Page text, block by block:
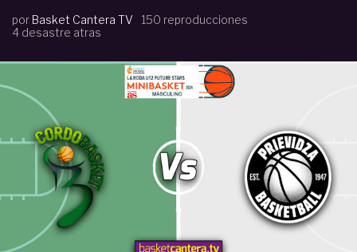
por Basket Cantera TV
150 reproducciones
4 desastre atras